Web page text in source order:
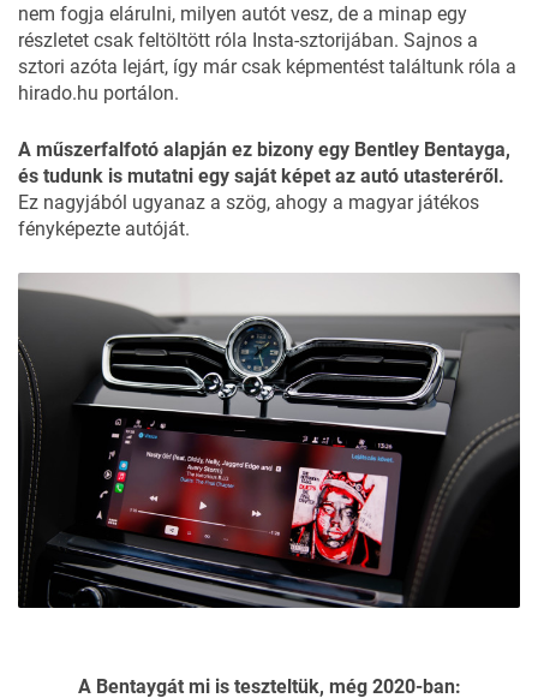
nem fogja elárulni, milyen autót vesz, de a minap egy
részletet csak feltöltött róla Insta-sztorijában. Sajnos a
sztori azóta lejárt, így már csak képmentést találtunk róla a
hirado.hu portálon.
A műszerfalfotó alapján ez bizony egy Bentley Bentayga,
és tudunk is mutatni egy saját képet az autó utasteréről.
Ez nagyjából ugyanaz a szög, ahogy a magyar játékos
fényképezte autóját.
A Bentaygát mi is teszteltük, még 2020-ban: